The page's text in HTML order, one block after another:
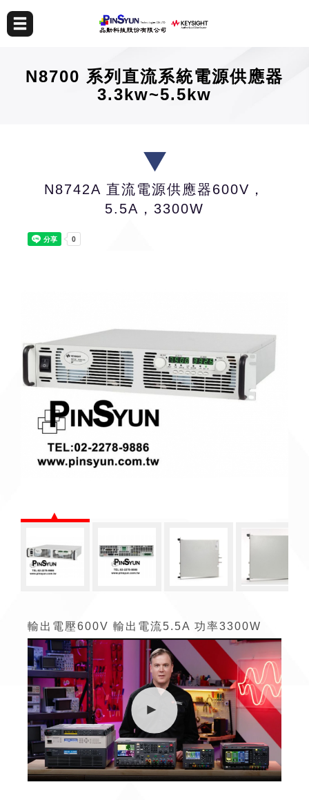
N8700 系列直流系統電源供應器
3.3kw~5.5kw
N8742A 直流電源供應器600V，
5.5A，3300W
輸出電壓600V 輸出電流5.5A 功率3300W